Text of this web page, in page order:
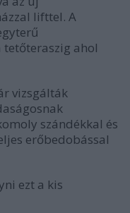
lifttel. A
tetőteraszig ahol
vizsgálták
szándékkal és
erőbedobással
ezt a kis